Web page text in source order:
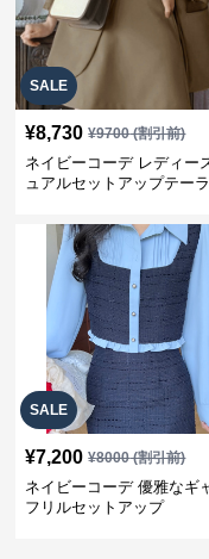
SALE
¥8,730 ¥9700(割引前)
ネイビーコーデ レディー
ュアルセットアップテー
SALE
¥7,200 ¥8000(割引前)
ネイビーコーデ 優雅なギ
フリルセットアップ